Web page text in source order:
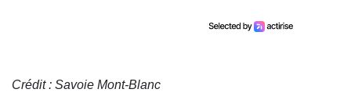
Crédit : Savoie Mont-Blanc